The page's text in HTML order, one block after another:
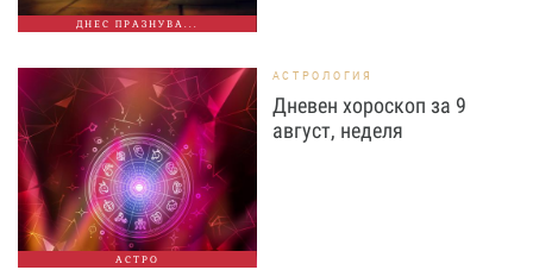
ДНЕС ПРАЗНУВА...
АСТРО
АСТРОЛОГИЯ
Дневен хороскоп за 9
август, неделя